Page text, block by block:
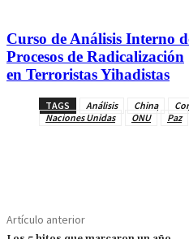
Curso de Análisis Interno
Procesos de Radicalización
en Terroristas Yihadistas
TAGS Análisis China
Naciones Unidas
ONU Paz
Artículo anterior